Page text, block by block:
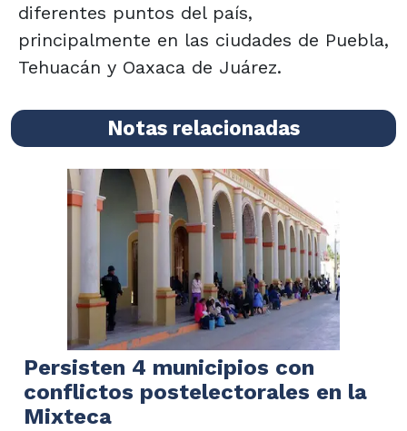
diferentes puntos del país,
principalmente en las ciudades de Puebla,
Tehuacán y Oaxaca de Juárez.
Notas relacionadas
Persisten 4 municipios con
conflictos postelectorales en la
Mixteca